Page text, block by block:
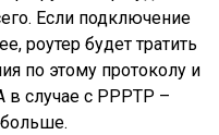
Если подключение
роутер будет тратить
по этому протоколу и
в случае с PPPTP –